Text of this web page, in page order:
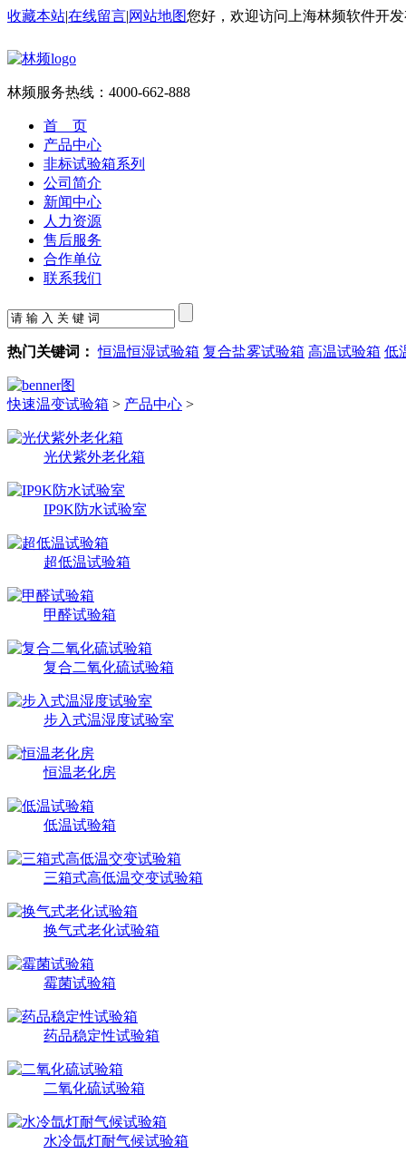
收藏本站|在线留言|网站地图您好，欢迎访问上海林频软件开
林频服务热线： 4000-662-888
首 页
产品中心
非标试验箱系列
公司简介
新闻中心
人力资源
售后服务
合作单位
联系我们
热门关键词： 恒温恒湿试验箱 复合盐雾试验箱 高温试验箱 低
快速温变试验箱 > 产品中心 >
光伏紫外老化箱
IP9K防水试验室
超低温试验箱
甲醛试验箱
复合二氧化硫试验箱
步入式温湿度试验室
恒温老化房
低温试验箱
三箱式高低温交变试验箱
换气式老化试验箱
霉菌试验箱
药品稳定性试验箱
二氧化硫试验箱
水冷氙灯耐气候试验箱